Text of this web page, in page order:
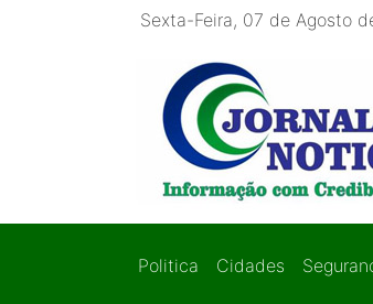
Sexta-Feira, 07 de Agosto
Politica Cidades